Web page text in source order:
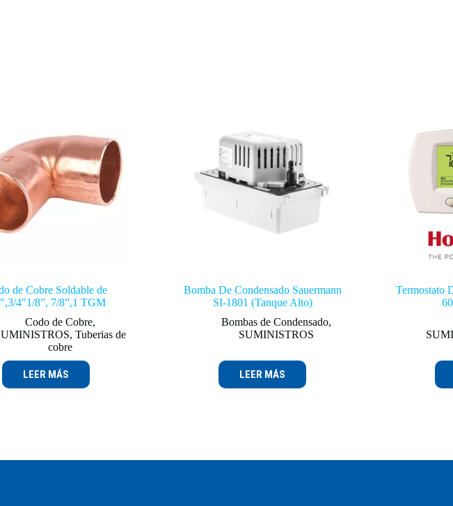
de Cobre Soldable de
4″1/8”, 7/8”,1 TGM
Codo de Cobre,
, Tuberias de
cobre
LEER MÁS
Bomba De Condensado Sauermann
SI-1801 (Tanque Alto)
Bombas de Condensado,
SUMINISTROS
LEER MÁS
Termostato